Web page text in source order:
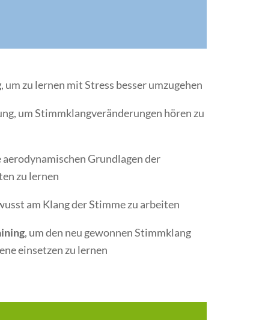
, um zu lernen mit Stress besser umzugehen
um Stimmklangveränderungen hören zu
aerodynamischen Grundlagen der
zu lernen
am Klang der Stimme zu arbeiten
, um den neu gewonnen Stimmklang
einsetzen zu lernen